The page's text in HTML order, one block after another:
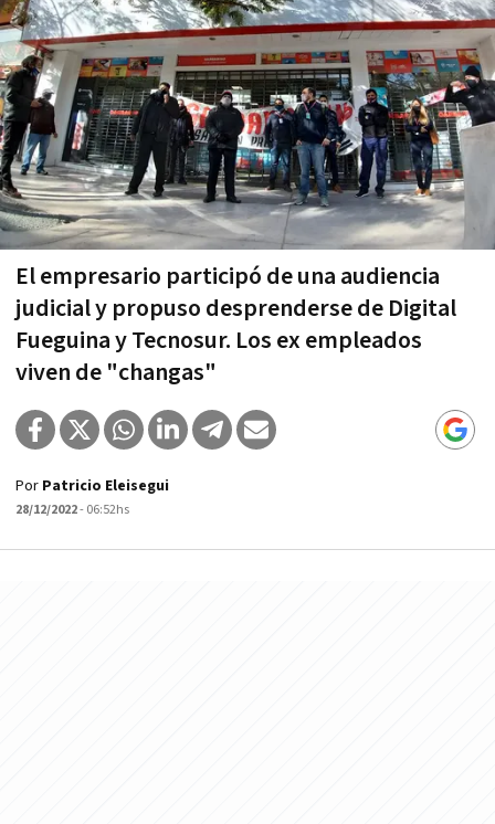
El empresario participó de una audiencia
judicial y propuso desprenderse de Digital
Fueguina y Tecnosur. Los ex empleados
viven de "changas"
Por Patricio Eleisegui
28/12/2022- 06:52hs